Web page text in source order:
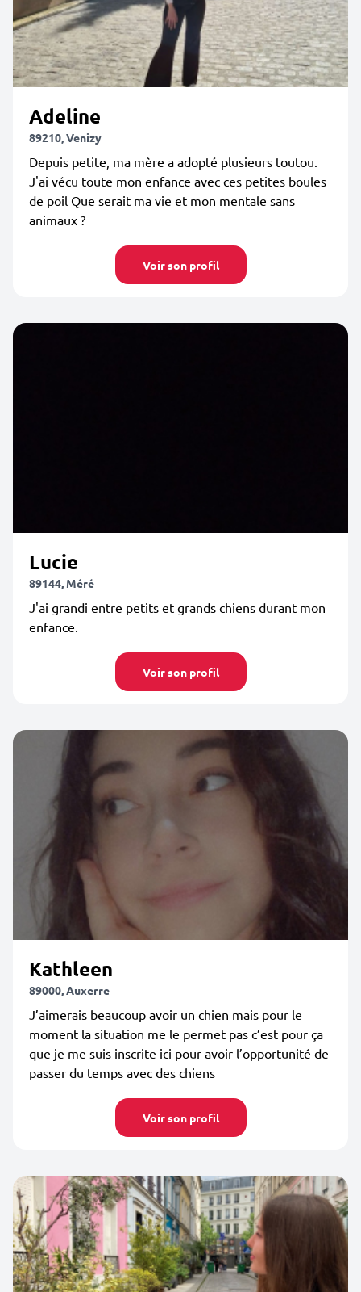
Adeline
89210, Venizy
Depuis petite, ma mère a adopté plusieurs toutou.
J'ai vécu toute mon enfance avec ces petites boules
de poil Que serait ma vie et mon mentale sans
animaux ?
Voir son profil
Lucie
89144, Méré
J'ai grandi entre petits et grands chiens durant mon
enfance.
Voir son profil
Kathleen
89000, Auxerre
J’aimerais beaucoup avoir un chien mais pour le
moment la situation me le permet pas c’est pour ça
que je me suis inscrite ici pour avoir l’opportunité de
passer du temps avec des chiens
Voir son profil